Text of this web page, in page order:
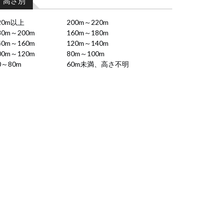
以上
200m～220m
～200m
160m～180m
～160m
120m～140m
～120m
80m～100m
80m
60m未満、高さ不明